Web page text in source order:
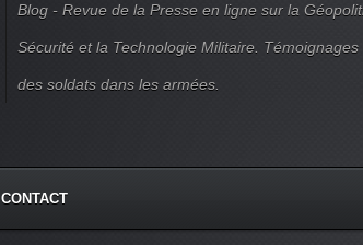
Blog - Revue de la Presse en ligne sur la
Sécurité et la Technologie Militaire.
des soldats dans les armées.
CONTACT